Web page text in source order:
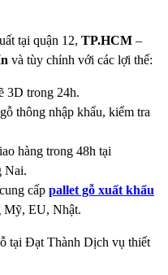
tại quận 12, TP.HCM –
và tùy chỉnh với các lợi thế:
3D trong 24h.
thông nhập khẩu, kiểm tra
hàng trong 48h tại
Nai.
cấp pallet gỗ xuất khẩu
Mỹ, EU, Nhật.
tại Đạt Thành Dịch vụ thiết